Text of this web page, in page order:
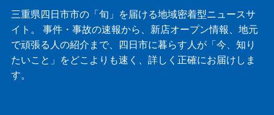
三重県四日市市の「旬」を届ける地域密着型ニュースサ
イト。 事件・事故の速報から、新店オープン情報、地元
で頑張る人の紹介まで、四日市に暮らす人が「今、知り
たいこと」をどこよりも速く、詳しく正確にお届けしま
す。